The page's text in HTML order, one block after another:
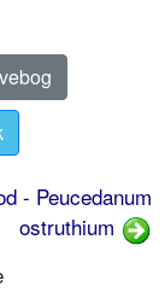
- Peucedanum
ostruthium